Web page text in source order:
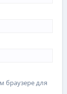
браузере для